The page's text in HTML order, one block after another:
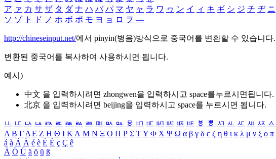
ア ァ カ サ ザ タ ダ ナ ハ バ パ マ ヤ ャ ラ ワ ヮ ン イ ィ キ ギ シ ジ チ ヂ ニ
ソ ゾ ト ド ノ ホ ボ ポ モ ヨ ョ ロ ヲ ―
http://chineseinput.net/에서 pinyin(병음)방식으로 중국어를 변환할 수 있습니다.
변환된 중국어를 복사하여 사용하시면 됩니다.
예시)
中文 을 입력하시려면 zhongwen을 입력하시고 space를누르시면됩니다.
北京 을 입력하시려면 beijing을 입력하시고 space를 누르시면 됩니다.
ㅥ ㅦ ㅧ ㅨ ㅩ ㅪ ㅫ ㅬ ㅭ ㅮ ㅯ ㅰ ㅱ ㅲ ㅳ ㅴ ㅵ ㅶ ㅷ ㅸ ㅹ ㅺ ㅻ ㅼ ㅽ ㅾ ㅿ
Α Β ΓΔ Ε Ζ Η Θ Ι ΚΛ Μ Ν Ξ Ο Π Ρ Σ ΤΥ Φ Χ Ψ Ω α β γ δ ε ζ η θ ι κ λ μ ν ξ ο π
á à Á À é è É È ç Ç ê
Ä Ö Ü ä ö ü ß